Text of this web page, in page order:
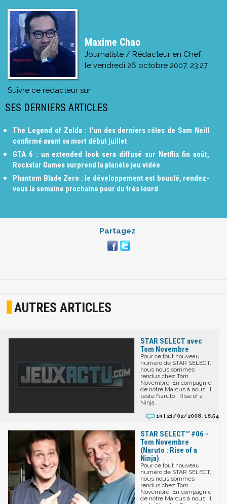
Maxime Chao
Journaliste / Rédacteur en Chef
le vendredi 26 octobre 2007, 23:27
Suivre ce rédacteur sur
SES DERNIERS ARTICLES
The Legend of Zelda : l'un des derniers rôles de Sam Neill
confirmé avant sa mort début juillet
GTA 6 : un extended look sera diffusé sur Netflix fin août,
Rockstar Games surprend la planète jeu vidéo
Phantom Blade Zero : le développement est bouclé, rendez-
vous la semaine prochaine pour du très lourd
Partagez
AUTRES ARTICLES
STAR SELECT avec
Tom Novembre
Pour ce tout nouveau
numéro de STAR SELECT,
nous nous sommes
rendus chez Tom
Novembre. En compagnie
de notre Marcus à nous, il
teste Naruto : Rise of a
Ninja.
19 | 21/02/2008, 18:54
STAR SELECT™ #06 -
Tom Novembre
(Naruto : Rise of a
Ninja)
Pour ce tout nouveau
numéro de STAR SELECT,
nous nous sommes
rendus chez Tom
Novembre. En compagnie
de notre Marcus à nous, il